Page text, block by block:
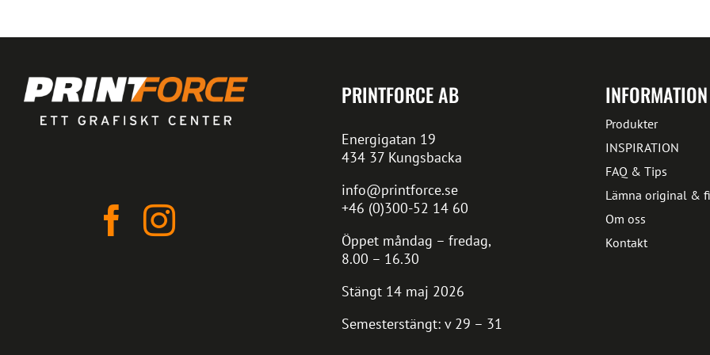
PRINTFORCE AB
Energigatan 19
434 37 Kungsbacka
info@printforce.se
+46 (0)300-52 14 60
Öppet måndag – fredag,
8.00 – 16.30
Stängt 14 maj 2026
Semesterstängt: v 29 – 31
INFORMATION
Produkter
INSPIRATION
FAQ & Tips
Lämna original &
Om oss
Kontakt